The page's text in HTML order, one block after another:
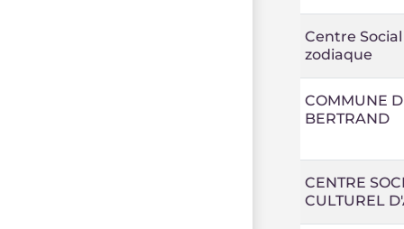
Centre
zodiaque
COMMUNE
BERTRAND
CENTRE
CULTUREL